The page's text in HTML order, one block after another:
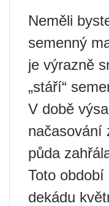
Neměli
semenný
je výrazně
„stáří“
V době
načasování
půda
Toto období
dekádu